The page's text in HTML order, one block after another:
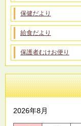
保健だより
給食だより
保護者むけお便り
2026年8月